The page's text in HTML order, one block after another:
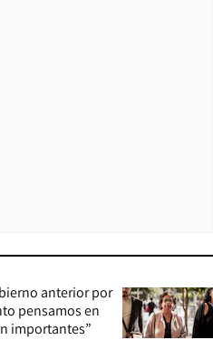
anterior por
pensamos en
importantes”